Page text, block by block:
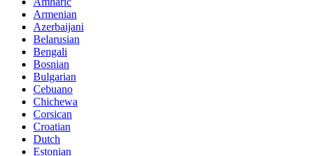
Armenian
Azerbaijani
Belarusian
Bengali
Bosnian
Bulgarian
Cebuano
Chichewa
Corsican
Croatian
Dutch
Estonian